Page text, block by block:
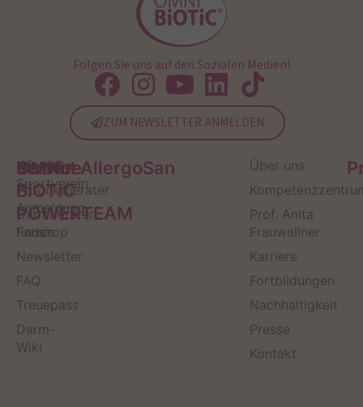
Folgen Sie uns auf den Sozialen Medien!
ZUM NEWSLETTER ANMELDEN
Service
Kontakt
Produktberater
Darmberater
finden
Newsletter
FAQ
Treuepass
Darm-
Wiki
OMNi-
BiOTiC
POWERTEAM
Infos zum
Sportverein
Anmeldung
Fanshop
Institut AllergoSan
Über uns
Prof. Anita
Frauwallner
Karriere
Fortbildungen
Nachhaltigkeit
Presse
Kontakt